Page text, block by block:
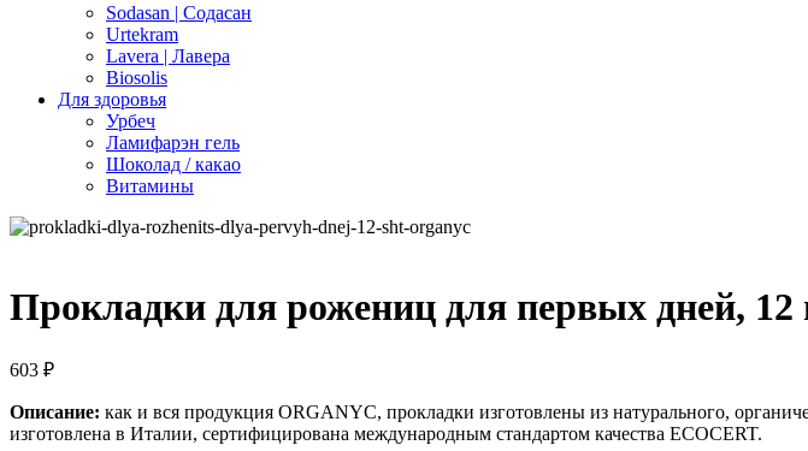
Sodasan | Содасан
Urtekram
Lavera | Лавера
Biosolis
Для здоровья
Урбеч
Ламифарэн гель
Шоколад / какао
Витамины
Прокладки для рожениц для первых дней,
603 ₽
Описание: как и вся продукция ORGANYC, прокладки изготовлены из натурального,
изготовлена в Италии, сертифицирована международным стандартом качества ECOCERT.